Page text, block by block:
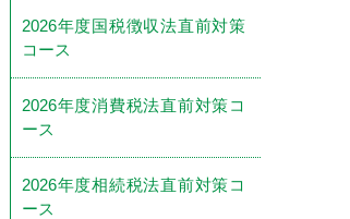
2026年度国税徴収法直前対策
コース
2026年度消費税法直前対策コ
ース
2026年度相続税法直前対策コ
ース